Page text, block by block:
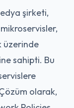
şirketi,
üzerinde
sahipti. Bu
olarak,